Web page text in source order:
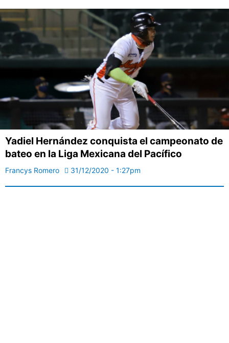
Yadiel Hernández conquista el campeonato de
bateo en la Liga Mexicana del Pacífico
Francys Romero 31/12/2020 - 1:27pm